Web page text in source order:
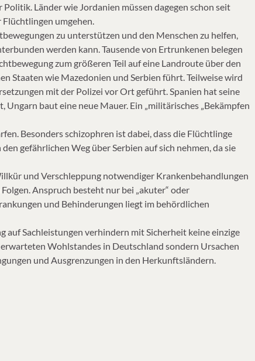
Länder wie Jordanien müssen dagegen schon seit
umgehen.
zu unterstützen und den Menschen zu helfen,
werden kann. Tausende von Ertrunkenen belegen
zum größeren Teil auf eine Landroute über den
Staaten wie Mazedonien und Serbien führt. Teilweise wird
mit der Polizei vor Ort geführt. Spanien hat seine
baut eine neue Mauer. Ein „militärisches „Bekämpfen
Besonders schizophren ist dabei, dass die Flüchtlinge
gefährlichen Weg über Serbien auf sich nehmen, da sie
und Verschleppung notwendiger Krankenbehandlungen
Anspruch besteht nur bei „akuter“ oder
und Behinderungen liegt im behördlichen
auf Sachleistungen verhindern mit Sicherheit keine einzige
Wohlstandes in Deutschland sondern Ursachen
und Ausgrenzungen in den Herkunftsländern.